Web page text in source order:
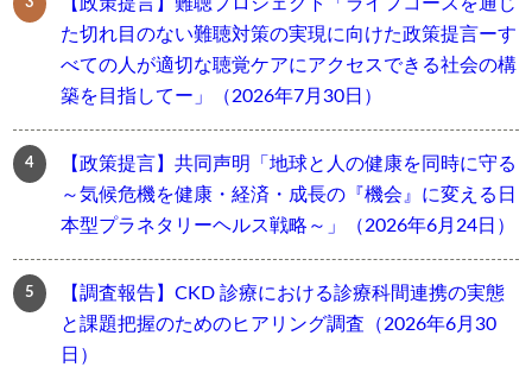
た切れ目のない難聴対策の実現に向けた政策提言ーす
べての人が適切な聴覚ケアにアクセスできる社会の構
築を目指してー」（2026年7月30日）
【政策提言】共同声明「地球と人の健康を同時に守る
～気候危機を健康・経済・成長の『機会』に変える日
本型プラネタリーヘルス戦略～」（2026年6月24日）
【調査報告】CKD 診療における診療科間連携の実態
と課題把握のためのヒアリング調査（2026年6月30
日）